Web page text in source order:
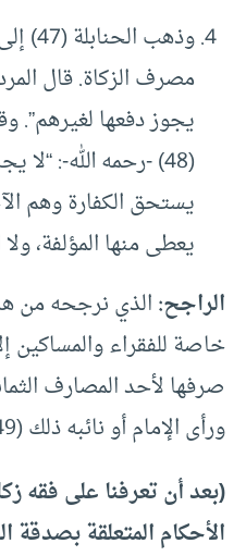
وذهب
مصرف الزكاة. قال
يجوز دفعها لغيرهم”.
(48) -رحمه الله-: “لا
يستحق الكفارة وهم
يعطى منها المؤلفة،
الراجح:الذي نرجحه من
خاصة للفقراء والمساكين
صرفها لأحد المصارف
ورأى الإمام أو نائبه ذلك (49).
(بعد أن تعرفنا على فقه
الأحكام المتعلقة بصدقة